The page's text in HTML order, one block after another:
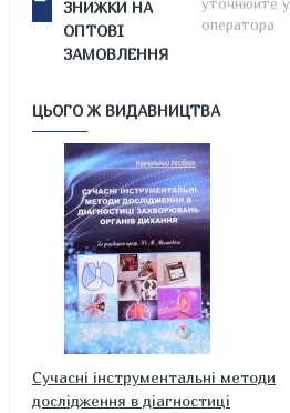
ЗНИЖКИ НА
ОПТОВІ
ЗАМОВЛЕННЯ
оператора
ЦЬОГО Ж ВИДАВНИЦТВА
Cучасні інструментальні методи
дослідження в діагностиці